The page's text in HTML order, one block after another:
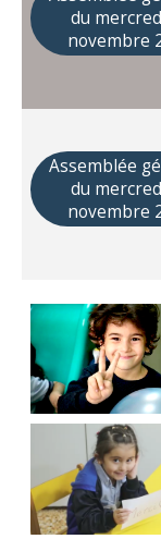
du
novembre
Assemblée
du
novembre